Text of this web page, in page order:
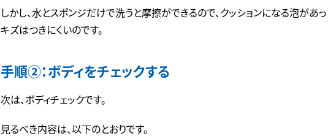
しかし、水とスポンジだけで洗うと摩擦ができるので、クッションになる泡があ
キズはつきにくいのです。
手順②：ボディをチェックする
次は、ボディチェックです。
見るべき内容は、以下のとおりです。